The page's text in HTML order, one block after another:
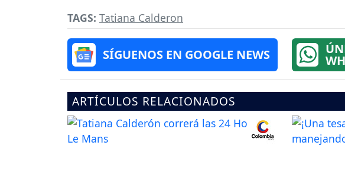
TAGS: Tatiana Calderon
SÍGUENOS EN GOOGLE NEWS
ARTÍCULOS RELACIONADOS